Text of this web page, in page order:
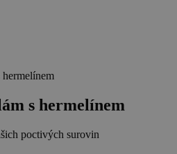
hermelínem
s hermelínem
poctivých surovin